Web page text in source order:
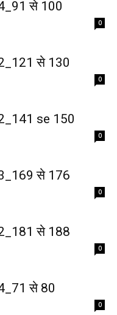
से 100
0
से 130
0
se 150
0
से 176
0
से 188
0
से 80
0